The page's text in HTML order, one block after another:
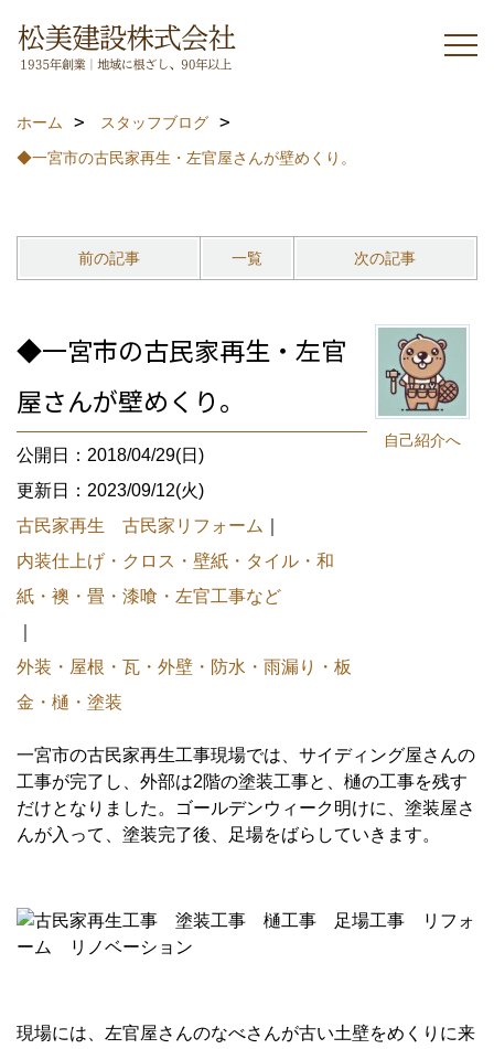
ホーム
スタッフブログ
◆一宮市の古民家再生・左官屋さんが壁めくり。
前の記事 一覧 次の記事
自己紹介へ
◆一宮市の古民家再生・左官
屋さんが壁めくり。
公開日：2018/04/29(日)
更新日：2023/09/12(火)
古民家再生 古民家リフォーム
内装仕上げ・クロス・壁紙・タイル・和
紙・襖・畳・漆喰・左官工事など
外装・屋根・瓦・外壁・防水・雨漏り・板
金・樋・塗装
一宮市の古民家再生工事現場では、サイディング屋さんの
工事が完了し、外部は2階の塗装工事と、樋の工事を残す
だけとなりました。ゴールデンウィーク明けに、塗装屋さ
んが入って、塗装完了後、足場をばらしていきます。
現場には、左官屋さんのなべさんが古い土壁をめくりに来